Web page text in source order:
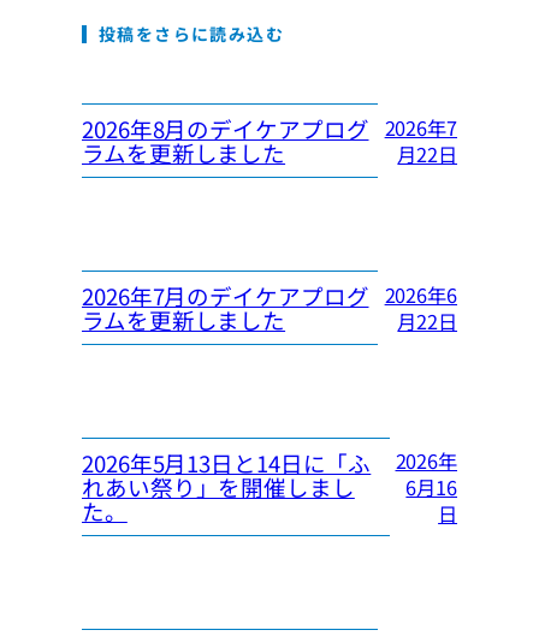
投稿をさらに読み込む
2026年8月のデイケアプログ
ラムを更新しました
2026年7
月22日
2026年7月のデイケアプログ
ラムを更新しました
2026年6
月22日
2026年5月13日と14日に「ふ
れあい祭り」を開催しまし
た。
2026年
6月16
日